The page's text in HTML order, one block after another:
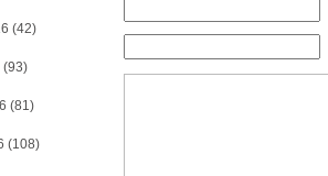
(42)
(93)
(81)
(108)